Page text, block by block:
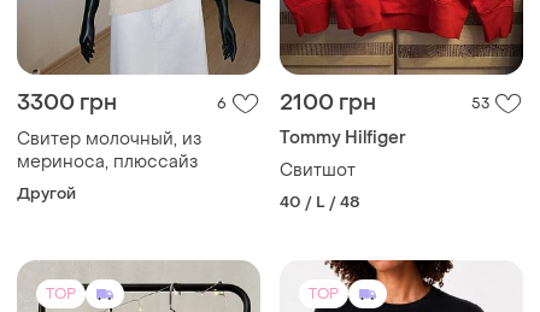
3300 грн 6
Свитер молочный, из
мериноса, плюссайз
Другой
2100 грн 53
Tommy Hilfiger
Свитшот
40 / L / 48
TOP TOP